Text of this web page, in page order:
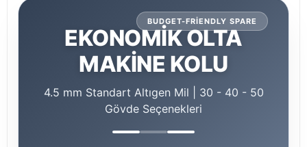
BUDGET-FRIENDLY SPARE
EKONOMİK OLTA
MAKİNE KOLU
4.5 mm Standart Altıgen Mil | 30 - 40 - 50
Gövde Seçenekleri